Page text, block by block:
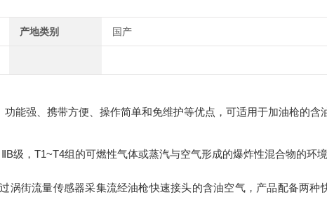
产地类别 国产
功能强、携带方便、操作简单和免维护等优点，可适用于加油枪的含
级，T1~T4组的可燃性气体或蒸汽与空气形成的爆炸性混合物的环
涡街流量传感器采集流经油枪快速接头的含油空气，产品配备两种